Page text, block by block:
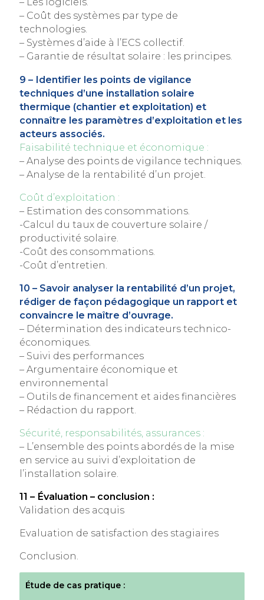
– Coût des systèmes par type de
technologies.
– Systèmes d’aide à l’ECS collectif.
– Garantie de résultat solaire : les principes.
9 – Identifier les points de vigilance
techniques d’une installation solaire
thermique (chantier et exploitation) et
connaître les paramètres d’exploitation et les
acteurs associés.
Faisabilité technique et économique :
– Analyse des points de vigilance techniques.
– Analyse de la rentabilité d’un projet.
Coût d’exploitation :
– Estimation des consommations.
-Calcul du taux de couverture solaire /
productivité solaire.
-Coût des consommations.
-Coût d’entretien.
10 – Savoir analyser la rentabilité d’un projet,
rédiger de façon pédagogique un rapport et
convaincre le maître d’ouvrage.
– Détermination des indicateurs technico-
économiques.
– Suivi des performances
– Argumentaire économique et
environnemental
– Outils de financement et aides financières
– Rédaction du rapport.
Sécurité, responsabilités, assurances :
– L’ensemble des points abordés de la mise
en service au suivi d’exploitation de
l’installation solaire.
11 – Évaluation – conclusion :
Validation des acquis
Evaluation de satisfaction des stagiaires
Conclusion.
Étude de cas pratique :